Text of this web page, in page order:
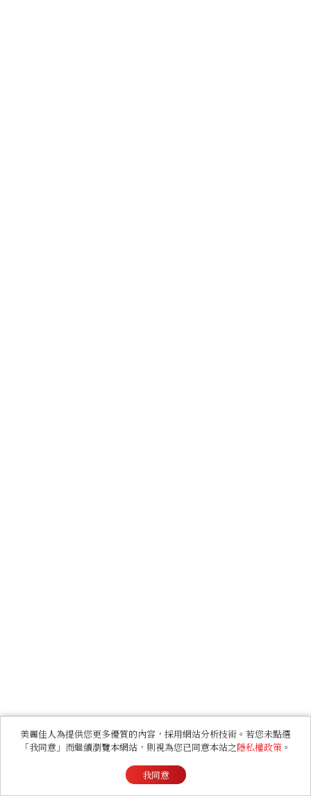
美麗佳人為提供您更多優質的內容，採用網站分析技術。若您未點選
「我同意」而繼續瀏覽本網站，則視為您已同意本站之隱私權政策 。
我同意